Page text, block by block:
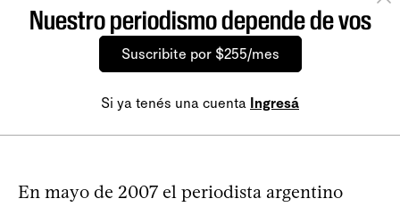
Nuestro periodismo depende de vos
Suscribite por $255/mes
Si ya tenés una cuenta Ingresá
En mayo de 2007 el periodista argentino